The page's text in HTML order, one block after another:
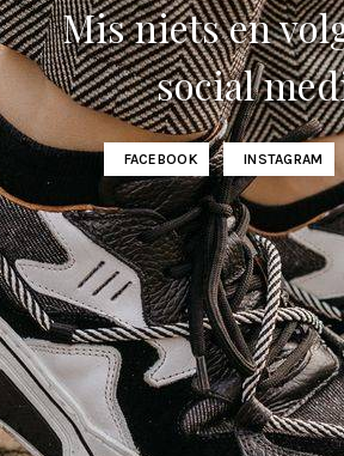
Mis niets en
social
FACEBOOK INSTAGRAM